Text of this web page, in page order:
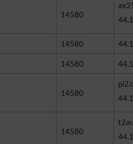
14580
14580
14580
14580
14580